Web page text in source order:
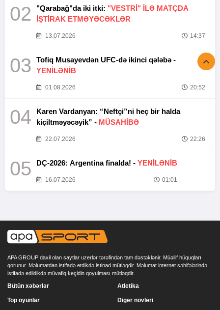
02 "Qarabağ"da iki itki: "VESTRİ" İLƏ MATÇDA
İŞTİRAK ETMƏYƏCƏKLƏR
13.07.2026 14:37
03
Tofiq Musayevdən UFC-də ikinci qələbə -
YENİLƏNİB
01.08.2026 20:52
04
Karen Vardanyan: “Neftçi”ni heç bir halda
kiçiltməyəcəyik” - MÜSAHİBƏ
22.07.2026 22:26
05 DÇ-2026: Argentina finalda! - YENİLƏNİB
16.07.2026 01:01
APA GROUP daxil olan saytlar uzerlər tərəfindən tam dəstəklənir. Müəllif hüquqları
qorunur. Məlumatdan istifadə etdikdə istinad mütləqdir. Məlumat internet səhifələrində
istifadə edildikdə müvafiq keçidin qoyulması mütləqdir.
Bütün xəbərlər
Top oyunlar
Atletika
Digər növləri